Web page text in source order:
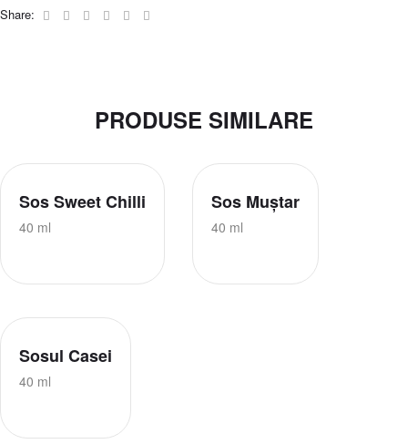
Share:
Facebook
TwitterLinkedinGoogle+Pinterest
PRODUSE SIMILARE
Sos Sweet Chilli
40 ml
Sos Muștar
40 ml
Sosul Casei
40 ml